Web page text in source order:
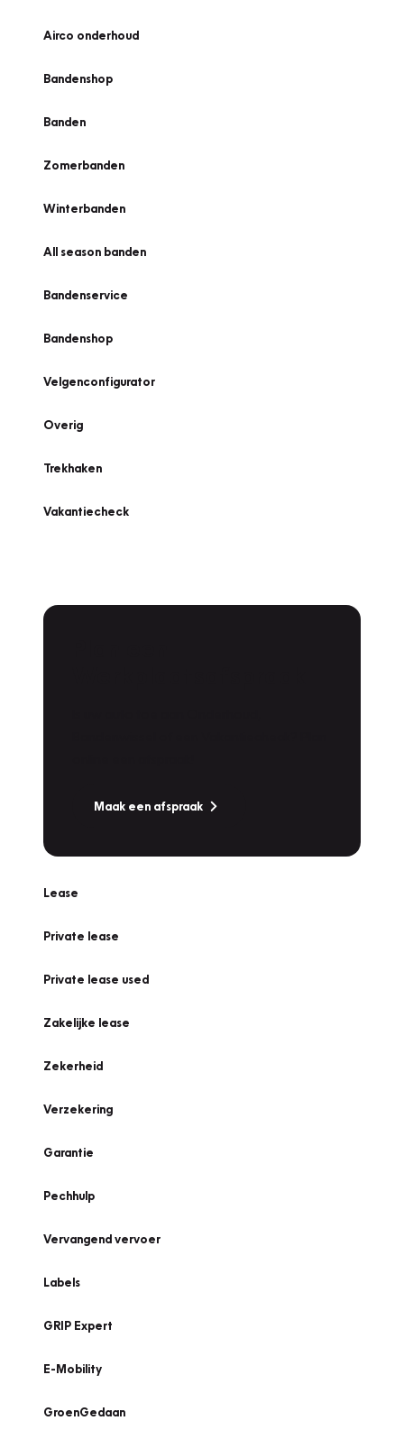
Airco onderhoud
Bandenshop
Banden
Zomerbanden
Winterbanden
All season banden
Bandenservice
Bandenshop
Velgenconfigurator
Overig
Trekhaken
Vakantiecheck
Maak een afspraak
Lease
Private lease
Private lease used
Zakelijke lease
Zekerheid
Verzekering
Garantie
Pechhulp
Vervangend vervoer
Labels
GRIP Expert
E-Mobility
GroenGedaan